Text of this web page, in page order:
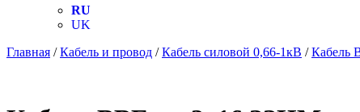
RU
UK
Главная /Кабель и провод /Кабель силовой 0,66-1кВ /Кабель